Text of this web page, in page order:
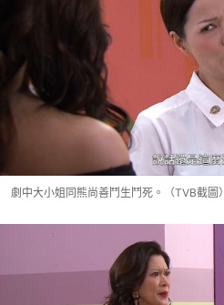
劇中大小姐同熊尚善鬥生鬥死。（TVB截圖）